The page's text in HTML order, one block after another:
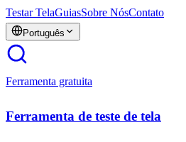
Testar TelaGuiasSobre NósContato
Português
Ferramenta gratuita
Ferramenta de teste de tela